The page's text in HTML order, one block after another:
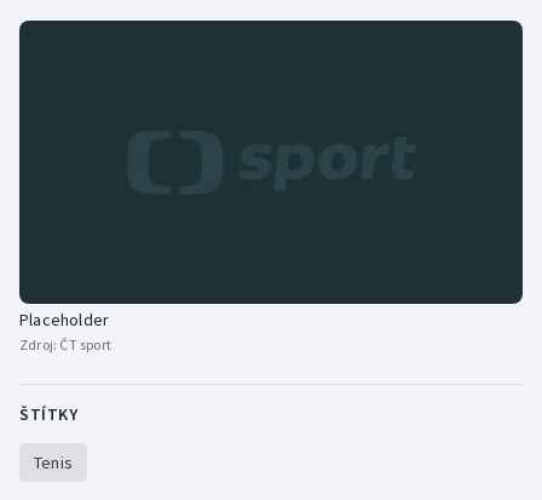
Veslování
Placeholder
Zdroj: ČT sport
ŠTÍTKY
Tenis